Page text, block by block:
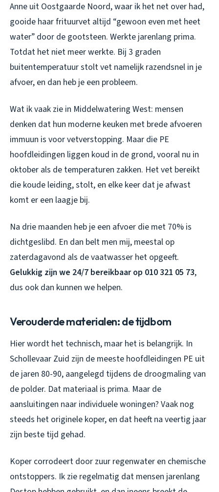
Anne uit Oostgaarde Noord, waar ik het net over had,
gooide haar frituurvet altijd “gewoon even met heet
water” door de gootsteen. Werkte jarenlang prima.
Totdat het niet meer werkte. Bij 3 graden
buitentemperatuur stolt vet namelijk razendsnel in je
afvoer, en dan heb je een probleem.
Wat ik vaak zie in Middelwatering West: mensen
denken dat hun moderne keuken met brede afvoeren
immuun is voor vetverstopping. Maar die PE
hoofdleidingen liggen koud in de grond, vooral nu in
oktober als de temperaturen zakken. Het vet bereikt
die koude leiding, stolt, en elke keer dat je afwast
komt er een laagje bij.
Na drie maanden heb je een afvoer die met 70% is
dichtgeslibd. En dan belt men mij, meestal op
zaterdagavond als de vaatwasser het opgeeft.
Gelukkig zijn we 24/7 bereikbaar op 010 321 05 73,
dus ook dan kunnen we helpen.
Verouderde materialen: de tijdbom
Hier wordt het technisch, maar het is belangrijk. In
Schollevaar Zuid zijn de meeste hoofdleidingen PE uit
de jaren 80-90, aangelegd tijdens de droogmaling van
de polder. Dat materiaal is prima. Maar de
aansluitingen naar individuele woningen? Vaak nog
steeds het originele koper, en dat heeft na veertig jaar
zijn beste tijd gehad.
Koper corrodeert door zuur regenwater en chemische
ontstoppers. Ik zie regelmatig dat mensen jarenlang